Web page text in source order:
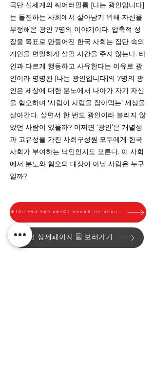
극단 신세계의 씨어터필름 [나는 광인입니다]
는 돌진하는 사회에서 살아남기 위해 자신을
부정해온 광인 7명의 이야기이다. 압축적 성
장을 목표로 만들어진 한국 사회는 집단 속의
개인을 면밀하게 살필 시간을 주지 않는다. 타
인과 다르게 행동하고 사유한다는 이유로 광
인이라 명명된 [나는 광인입니다]의 7명의 광
인은 세상에 대한 분노에서 나아가 자기 자신
을 혐오하며 ‘사람이 사람을 잡아먹는’ 세상을
살아간다. 살면서 한 번도 광인이라 불리지 않
았던 사람이 있을까? 어쩌면 ‘광인’은 개별성
과 고유성을 가진 사회구성원 모두에게 한국
사회가 부여하는 낙인인지도 모른다. 이 사회
에서 분노와 혐오의 대상이 아닐 사람은 누구
일까?
🎬【극단 신세계 온라인 컬렉션②】 씨어터필름 [나는 광인입니다]
공연 상세페이지 🗒️ 보러가기